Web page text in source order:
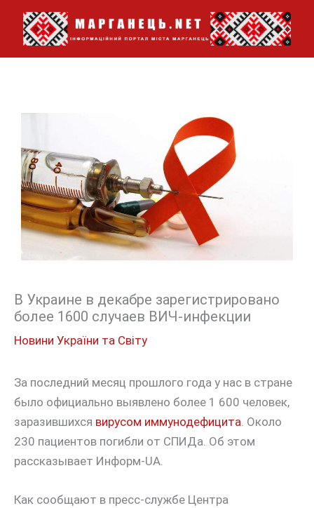
Перейти
вмісту
В Украине в декабре зарегистрировано
более 1600 случаев ВИЧ-инфекции
Новини України та Світу
За последний месяц прошлого года у нас в стране
было официально выявлено более 1 600 человек,
заразившихся вирусом иммунодефицита . Около
230 пациентов погибли от СПИДа. Об этом
рассказывает Информ-UA.
Как сообщают в пресс-службе Центра